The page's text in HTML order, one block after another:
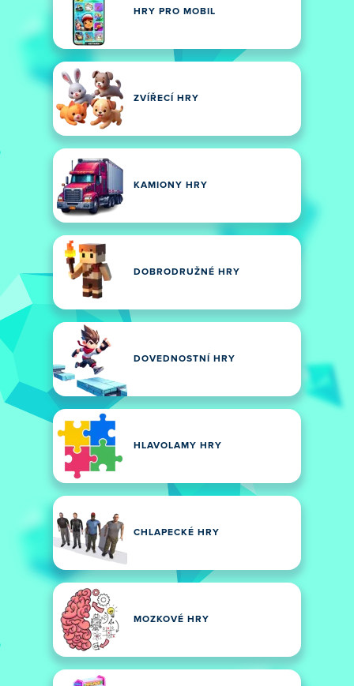
HRY PRO MOBIL
ZVÍŘECÍ HRY
KAMIONY HRY
DOBRODRUŽNÉ HRY
DOVEDNOSTNÍ HRY
HLAVOLAMY HRY
CHLAPECKÉ HRY
MOZKOVÉ HRY